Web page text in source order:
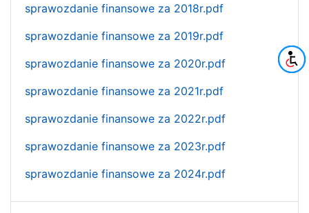
sprawozdanie finansowe za 2018r.pdf
sprawozdanie finansowe za 2019r.pdf
sprawozdanie finansowe za 2020r.pdf
sprawozdanie finansowe za 2021r.pdf
sprawozdanie finansowe za 2022r.pdf
sprawozdanie finansowe za 2023r.pdf
sprawozdanie finansowe za 2024r.pdf